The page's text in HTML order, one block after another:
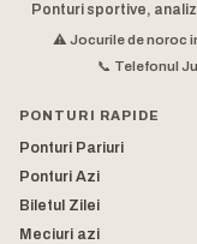
Ponturi sportive,
⚠️ Jocurile de noroc
📞 Telefonul
PONTURI RAPIDE
Ponturi Pariuri
Ponturi Azi
Biletul Zilei
Meciuri azi